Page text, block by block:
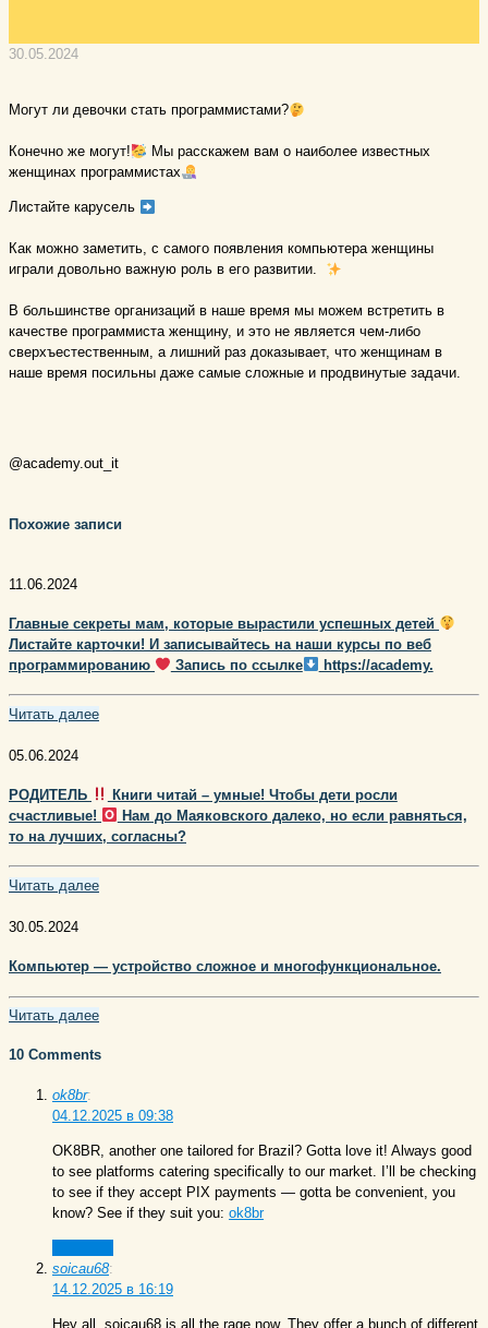
30.05.2024
Могут ли девочки стать программистами?
Конечно же могут!
Мы расскажем вам о наиболее известных
женщинах программистах
Листайте карусель
Как можно заметить, с самого появления компьютера женщины
играли довольно важную роль в его развитии. ⁣⁣
В большинстве организаций в наше время мы можем встретить в
качестве программиста женщину, и это не является чем-либо
сверхъестественным, а лишний раз⁣⁣ доказывает, что женщинам в
наше время посильны даже самые сложные и продвинутые задачи. ⁣⁣
@academy.out_it
Похожие записи
11.06.2024
Главные секреты мам, которые вырастили успешных детей
Листайте карточки! И записывайтесь на наши курсы по веб
программированию
Запись по ссылке https://academy.
Читать далее
05.06.2024
РОДИТЕЛЬ
Книги читай – умные! Чтобы дети росли
счастливые!
Нам до Маяковского далеко, но если равняться,
то на лучших, согласны?
Читать далее
30.05.2024
Компьютер — устройство сложное и многофункциональное.
Читать далее
10 Comments
ok8br:
04.12.2025 в 09:38
OK8BR, another one tailored for Brazil? Gotta love it! Always good
to see platforms catering specifically to our market. I’ll be checking
to see if they accept PIX payments — gotta be convenient, you
know? See if they suit you: ok8br
soicau68:
14.12.2025 в 16:19
Hey all, soicau68 is all the rage now. They offer a bunch of different